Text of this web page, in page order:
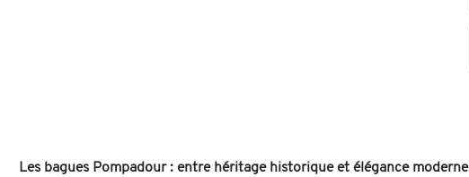
Les bagues Pompadour : entre héritage historique et élégance moderne